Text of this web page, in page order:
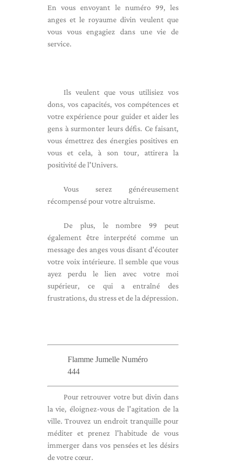
En vous envoyant le numéro 99, les
anges et le royaume divin veulent que
vous vous engagiez dans une vie de
service.
Ils veulent que vous utilisiez vos
dons, vos capacités, vos compétences et
votre expérience pour guider et aider les
gens à surmonter leurs défis. Ce faisant,
vous émettrez des énergies positives en
vous et cela, à son tour, attirera la
positivité de l'Univers.
Vous serez généreusement
récompensé pour votre altruisme.
De plus, le nombre 99 peut
également être interprété comme un
message des anges vous disant d'écouter
votre voix intérieure. Il semble que vous
ayez perdu le lien avec votre moi
supérieur, ce qui a entraîné des
frustrations, du stress et de la dépression.
Flamme Jumelle Numéro
444
Pour retrouver votre but divin dans
la vie, éloignez-vous de l'agitation de la
ville. Trouvez un endroit tranquille pour
méditer et prenez l'habitude de vous
immerger dans vos pensées et les désirs
de votre cœur.